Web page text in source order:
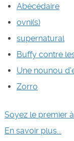
Abécédaire
ovni(s)
supernatural
Buffy contre
Une nounou
Zorro
Soyez le premier
En savoir plus...